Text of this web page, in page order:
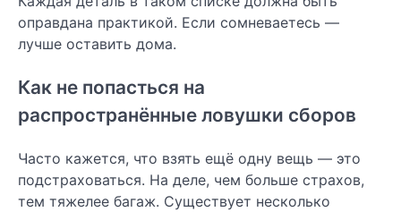
оправдана практикой. Если сомневаетесь —
лучше оставить дома.
Как не попасться на
распространённые ловушки сборов
Часто кажется, что взять ещё одну вещь — это
подстраховаться. На деле, чем больше страхов,
тем тяжелее багаж. Существует несколько